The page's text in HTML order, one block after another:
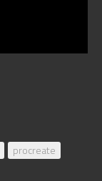
procreate